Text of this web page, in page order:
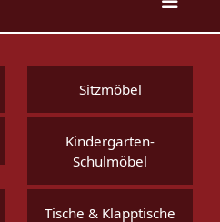
Sitzmöbel
Kindergarten-
Schulmöbel
Tische & Klapptische